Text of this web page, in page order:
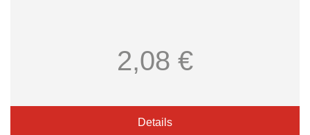
2,08 €
Details